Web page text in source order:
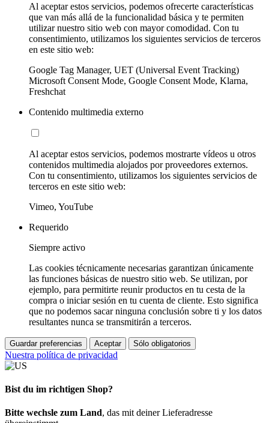
Al aceptar estos servicios, podemos ofrecerte características
que van más allá de la funcionalidad básica y te permiten
utilizar nuestro sitio web con mayor comodidad. Con tu
consentimiento, utilizamos los siguientes servicios de terceros
en este sitio web:
Google Tag Manager, UET (Universal Event Tracking)
Microsoft Consent Mode, Google Consent Mode, Klarna,
Freshchat
Contenido multimedia externo
Al aceptar estos servicios, podemos mostrarte vídeos u otros
contenidos multimedia alojados por proveedores externos.
Con tu consentimiento, utilizamos los siguientes servicios de
terceros en este sitio web:
Vimeo, YouTube
Requerido
Siempre activo
Las cookies técnicamente necesarias garantizan únicamente
las funciones básicas de nuestro sitio web. Se utilizan, por
ejemplo, para permitirte reunir productos en tu cesta de la
compra o iniciar sesión en tu cuenta de cliente. Esto significa
que no podemos sacar ninguna conclusión sobre ti y los datos
resultantes nunca se transmitirán a terceros.
Guardar preferencias Aceptar Sólo obligatorios
Nuestra política de privacidad
Bist du im richtigen Shop?
Bitte wechsle zum Land, das mit deiner Lieferadresse